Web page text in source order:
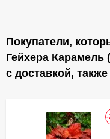
Покупатели,
Гейхера Карамель
с доставкой,
-